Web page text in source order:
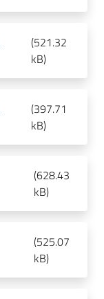
(521.32
kB)
(397.71
kB)
(628.43
kB)
(525.07
kB)